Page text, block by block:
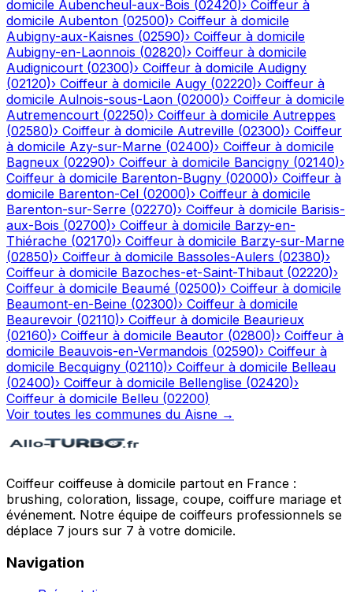
domicile Aubencheul-aux-Bois (02420)› Coiffeur à
domicile Aubenton (02500)› Coiffeur à domicile
Aubigny-aux-Kaisnes (02590)› Coiffeur à domicile
Aubigny-en-Laonnois (02820)› Coiffeur à domicile
Audignicourt (02300)› Coiffeur à domicile Audigny
(02120)› Coiffeur à domicile Augy (02220)› Coiffeur à
domicile Aulnois-sous-Laon (02000)› Coiffeur à domicile
Autremencourt (02250)› Coiffeur à domicile Autreppes
(02580)› Coiffeur à domicile Autreville (02300)› Coiffeur
à domicile Azy-sur-Marne (02400)› Coiffeur à domicile
Bagneux (02290)› Coiffeur à domicile Bancigny (02140)›
Coiffeur à domicile Barenton-Bugny (02000)› Coiffeur à
domicile Barenton-Cel (02000)› Coiffeur à domicile
Barenton-sur-Serre (02270)› Coiffeur à domicile Barisis-
aux-Bois (02700)› Coiffeur à domicile Barzy-en-
Thiérache (02170)› Coiffeur à domicile Barzy-sur-Marne
(02850)› Coiffeur à domicile Bassoles-Aulers (02380)›
Coiffeur à domicile Bazoches-et-Saint-Thibaut (02220)›
Coiffeur à domicile Beaumé (02500)› Coiffeur à domicile
Beaumont-en-Beine (02300)› Coiffeur à domicile
Beaurevoir (02110)› Coiffeur à domicile Beaurieux
(02160)› Coiffeur à domicile Beautor (02800)› Coiffeur à
domicile Beauvois-en-Vermandois (02590)› Coiffeur à
domicile Becquigny (02110)› Coiffeur à domicile Belleau
(02400)› Coiffeur à domicile Bellenglise (02420)›
Coiffeur à domicile Belleu (02200)
Voir toutes les communes du Aisne →
Coiffeur coiffeuse à domicile partout en France :
brushing, coloration, lissage, coupe, coiffure mariage et
événement. Notre équipe de coiffeurs professionnels se
déplace 7 jours sur 7 à votre domicile.
Navigation